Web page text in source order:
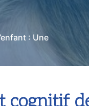
: Une